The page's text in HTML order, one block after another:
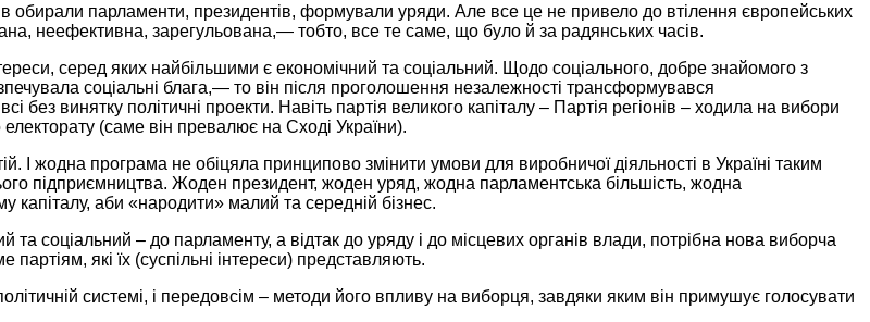
обирали парламенти, президентів, формували уряди. Але все це не привело до втілення європейських
неефективна, зарегульована,— тобто, все те саме, що було й за радянських часів.
серед яких найбільшими є економічний та соціальний. Щодо соціального, добре знайомого з
соціальні блага,— то він після проголошення незалежності трансформувався
без винятку політичні проекти. Навіть партія великого капіталу – Партія регіонів – ходила на вибори
електорату (саме він превалює на Сході України).
І жодна програма не обіцяла принципово змінити умови для виробничої діяльності в Україні таким
підприємництва. Жоден президент, жоден уряд, жодна парламентська більшість, жодна
капіталу, аби «народити» малий та середній бізнес.
та соціальний – до парламенту, а відтак до уряду і до місцевих органів влади, потрібна нова виборча
партіям, які їх (суспільні інтереси) представляють.
системі, і передовсім – методи його впливу на виборця, завдяки яким він примушує голосувати